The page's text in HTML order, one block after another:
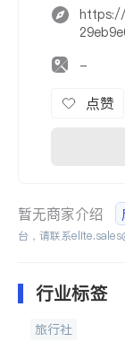
-
点赞
暂无商家介绍
台，请联系
行业标签
旅行社